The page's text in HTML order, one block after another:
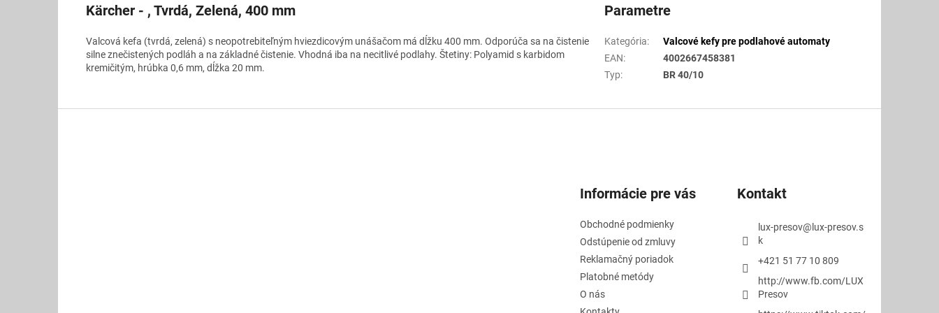
Kärcher - , Tvrdá, Zelená, 400 mm
Valcová kefa (tvrdá, zelená) s neopotrebiteľným hviezdicovým unášačom má dĺžku 400 mm. Odporúča sa na čistenie
silne znečistených podláh a na základné čistenie. Vhodná iba na necitlivé podlahy. Štetiny: Polyamid s karbidom
kremičitým, hrúbka 0,6 mm, dĺžka 20 mm.
Parametre
Kategória:
Valcové kefy pre podlahové automaty
EAN:
4002667458381
Typ: BR 40/10
Informácie pre vás
Obchodné podmienky
Odstúpenie od zmluvy
Reklamačný poriadok
Platobné metódy
O nás
Kontakt
lux-presov@ lux-presov.s
k
+421 51 77 10 809
http://www.fb.com/LUX
Presov